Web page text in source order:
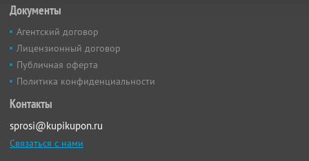
Документы
Агентский договор
Лицензионный договор
Публичная оферта
Политика конфиденциальности
Контакты
sprosi@kupikupon.ru
Связаться с нами